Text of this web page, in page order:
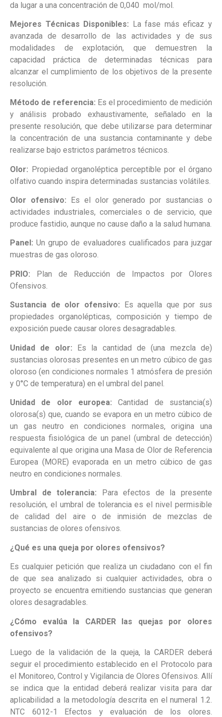
da lugar a una concentración de 0,040 mol/mol.
Mejores Técnicas Disponibles: La fase más eficaz y
avanzada de desarrollo de las actividades y de sus
modalidades de explotación, que demuestren la
capacidad práctica de determinadas técnicas para
alcanzar el cumplimiento de los objetivos de la presente
resolución.
Método de referencia: Es el procedimiento de medición
y análisis probado exhaustivamente, señalado en la
presente resolución, que debe utilizarse para determinar
la concentración de una sustancia contaminante y debe
realizarse bajo estrictos parámetros técnicos.
Olor: Propiedad organoléptica perceptible por el órgano
olfativo cuando inspira determinadas sustancias volátiles.
Olor ofensivo: Es el olor generado por sustancias o
actividades industriales, comerciales o de servicio, que
produce fastidio, aunque no cause daño a la salud humana.
Panel:Un grupo de evaluadores cualificados para juzgar
muestras de gas oloroso.
PRIO: Plan de Reducción de Impactos por Olores
Ofensivos.
Sustancia de olor ofensivo:
Es aquella que por sus
propiedades organolépticas, composición y tiempo de
exposición puede causar olores desagradables.
Unidad de olor: Es la cantidad de (una mezcla de)
sustancias olorosas presentes en un metro cúbico de gas
oloroso (en condiciones normales 1 atmósfera de presión
y 0°C de temperatura) en el umbral del panel.
Unidad de olor europea:Cantidad de sustancia(s)
olorosa(s) que, cuando se evapora en un metro cúbico de
un gas neutro en condiciones normales, origina una
respuesta fisiológica de un panel (umbral de detección)
equivalente al que origina una Masa de Olor de Referencia
Europea (MORE) evaporada en un metro cúbico de gas
neutro en condiciones normales.
Umbral de tolerancia:
Para efectos de la presente
resolución, el umbral de tolerancia es el nivel permisible
de calidad del aire o de inmisión de mezclas de
sustancias de olores ofensivos.
¿Qué es una queja por olores ofensivos?
Es cualquier petición que realiza un ciudadano con el fin
de que sea analizado si cualquier actividades, obra o
proyecto se encuentra emitiendo sustancias que generan
olores desagradables.
¿Cómo evalúa la CARDER las quejas por olores
ofensivos?
Luego de la validación de la queja, la CARDER deberá
seguir el procedimiento establecido en el Protocolo para
el Monitoreo, Control y Vigilancia de Olores Ofensivos. Allí
se indica que la entidad deberá realizar visita para dar
aplicabilidad a la metodología descrita en el numeral 1.2.
NTC 6012-1 Efectos y evaluación de los olores.